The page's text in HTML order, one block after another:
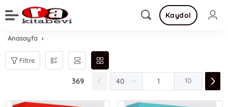
Kaydol
Anasayfa
Filtre
369 10